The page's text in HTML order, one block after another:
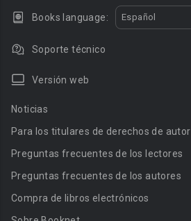
Books language: Español
Soporte técnico
Versión web
Noticias
Para los titulares de derechos de autor
Preguntas frecuentes de los lectores
Preguntas frecuentes de los autores
Compra de libros electrónicos